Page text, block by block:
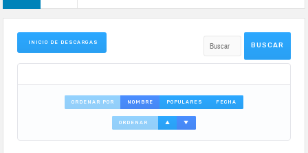
INICIO DE DESCARGAS
ORDENAR POR NOMBRE POPULARES FECHA
ORDENAR ▲ ▼